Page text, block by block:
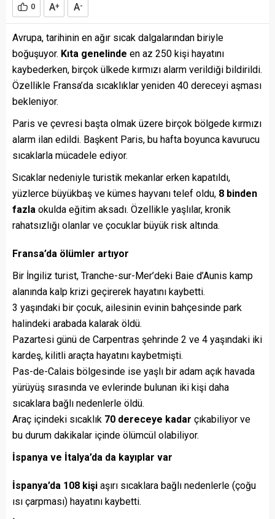
0 A+ A-
Avrupa, tarihinin en ağır sıcak dalgalarından biriyle
boğuşuyor. Kıta genelinde en az 250 kişi hayatını
kaybederken, birçok ülkede kırmızı alarm verildiği bildirildi.
Özellikle Fransa’da sıcaklıklar yeniden 40 dereceyi aşması
bekleniyor.
Paris ve çevresi başta olmak üzere birçok bölgede kırmızı
alarm ilan edildi. Başkent Paris, bu hafta boyunca kavurucu
sıcaklarla mücadele ediyor.
Sıcaklar nedeniyle turistik mekanlar erken kapatıldı,
yüzlerce büyükbaş ve kümes hayvanı telef oldu, 8 binden
fazla okulda eğitim aksadı. Özellikle yaşlılar, kronik
rahatsızlığı olanlar ve çocuklar büyük risk altında.
Fransa’da ölümler artıyor
Bir İngiliz turist, Tranche-sur-Mer’deki Baie d’Aunis kamp
alanında kalp krizi geçirerek hayatını kaybetti.
3 yaşındaki bir çocuk, ailesinin evinin bahçesinde park
halindeki arabada kalarak öldü.
Pazartesi günü de Carpentras şehrinde 2 ve 4 yaşındaki iki
kardeş, kilitli araçta hayatını kaybetmişti.
Pas-de-Calais bölgesinde ise yaşlı bir adam açık havada
yürüyüş sırasında ve evlerinde bulunan iki kişi daha
sıcaklara bağlı nedenlerle öldü.
Araç içindeki sıcaklık 70 dereceye kadar çıkabiliyor ve
bu durum dakikalar içinde ölümcül olabiliyor.
İspanya ve İtalya’da da kayıplar var
İspanya’da 108 kişi aşırı sıcaklara bağlı nedenlerle (çoğu
ısı çarpması) hayatını kaybetti.